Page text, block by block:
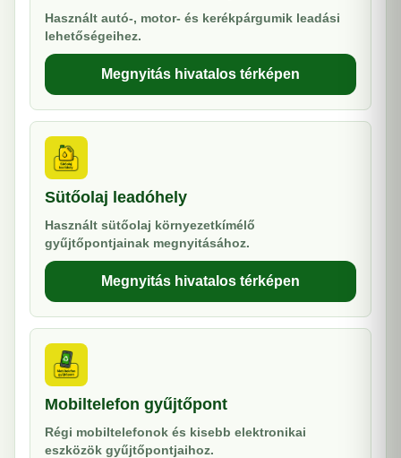
Használt autó-, motor- és kerékpárgumik leadási
lehetőségeihez.
Megnyitás hivatalos térképen
Sütőolaj leadóhely
Használt sütőolaj környezetkímélő
gyűjtőpontjainak megnyitásához.
Megnyitás hivatalos térképen
Mobiltelefon gyűjtőpont
Régi mobiltelefonok és kisebb elektronikai
eszközök gyűjtőpontjaihoz.